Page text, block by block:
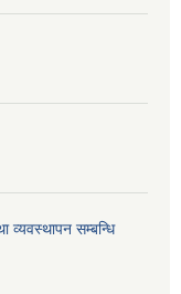
व्यवस्थापन सम्बन्धि